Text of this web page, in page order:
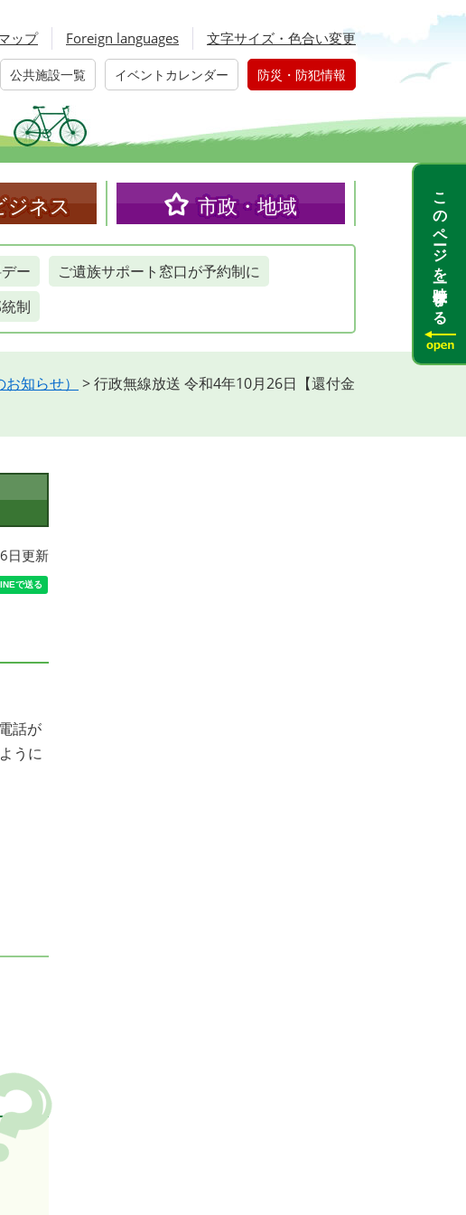
ップ Foreign languages 文字サイズ・色合い変更
公共施設一覧 イベントカレンダー 防災・防犯情報
ジネス 市政・地域
ー
ご遺族サポート窓口が予約制に
制
知らせ） >行政無線放送 令和4年10月26日【還付金
日更新
話が
うに
このページを一時保存する